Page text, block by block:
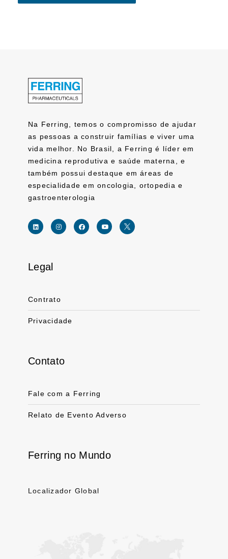
Na Ferring, temos o compromisso de ajudar
as pessoas a construir famílias e viver uma
vida melhor. No Brasil, a Ferring é líder em
medicina reprodutiva e saúde materna, e
também possui destaque em áreas de
especialidade em oncologia, ortopedia e
gastroenterologia
Legal
Contrato
Privacidade
Contato
Fale com a Ferring
Relato de Evento Adverso
Ferring no Mundo
Localizador Global